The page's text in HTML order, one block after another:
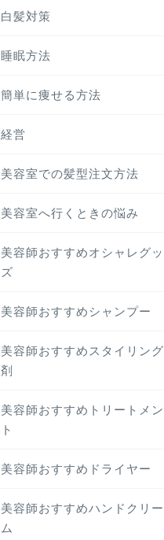
白髪対策
睡眠方法
簡単に痩せる方法
経営
美容室での髪型注文方法
美容室へ行くときの悩み
美容師おすすめオシャレグッ
ズ
美容師おすすめシャンプー
美容師おすすめスタイリング
剤
美容師おすすめトリートメン
ト
美容師おすすめドライヤー
美容師おすすめハンドクリー
ム